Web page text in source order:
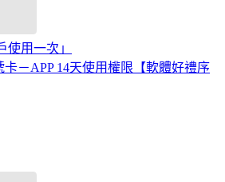
使用一次」
－APP 14天使用權限【軟體好禮序